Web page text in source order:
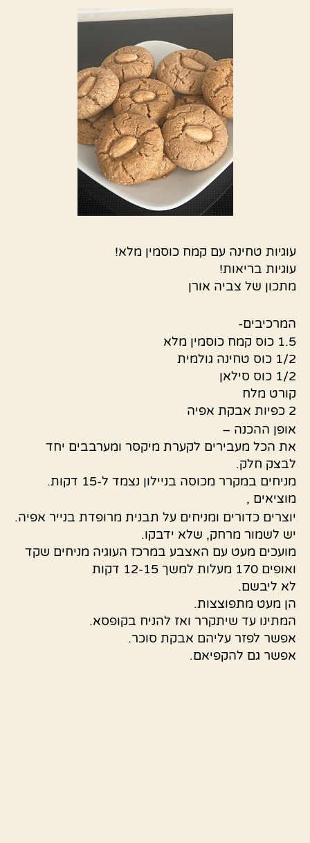
עוגיות טחינה עם קמח כוסמין מלא!
עוגיות בריאות!
מתכון של צביה אורן
המרכיבים-
1.5 כוס קמח כוסמין מלא
1/2 כוס טחינה גולמית
1/2 כוס סילאן
קורט מלח
2 כפיות אבקת אפיה
אופן ההכנה –
את הכל מעבירים לקערת מיקסר ומערבבים יחד
לבצק חלק.
מניחים במקרר מכוסה בניילון נצמד ל-15 דקות.
מוציאים ,
יוצרים כדורים ומניחים על תבנית מרופדת בנייר אפיה.
יש לשמור מרחק, שלא ידבקו.
מועכים מעט עם האצבע במרכז העוגיה מניחים שקד
ואופים 170 מעלות למשך 12-15 דקות
לא ליבשם.
הן מעט מתפוצצות.
המתינו עד שיתקרר ואז להניח בקופסא.
אפשר לפזר עליהם אבקת סוכר.
אפשר גם להקפיאם.